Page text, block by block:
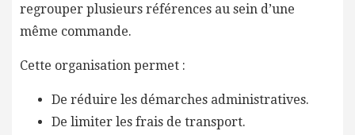
regrouper plusieurs références au sein d’une
même commande.
Cette organisation permet :
De réduire les démarches administratives.
De limiter les frais de transport.